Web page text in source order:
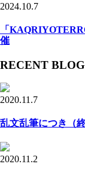
2024.10.7
「
催
RECENT BLOG
2020.11.7
乱文乱筆につき（終
2020.11.2